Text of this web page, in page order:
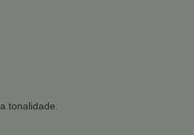
tonalidade.